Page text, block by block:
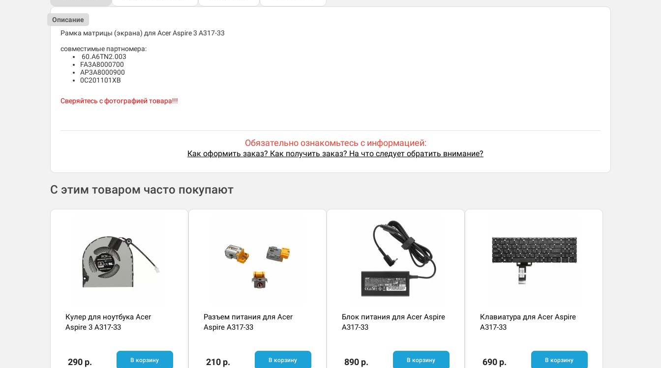
Описание
Рамка матрицы (экрана) для Acer Aspire 3 A317-33
совместимые партномера:
60.A6TN2.003
FA3A8000700
AP3A8000900
0C201101XB
Сверяйтесь с фотографией товара!!!
Обязательно ознакомьтесь с информацией:
Как оформить заказ? Как получить заказ? На что следует обратить внимание?
С этим товаром часто покупают
Кулер для ноутбука Acer
Aspire 3 A317-33
290 р. В корзину
Разъем питания для Acer
Aspire A317-33
210 р. В корзину
Блок питания для Acer Aspire
A317-33
890 р. В корзину
Клавиатура для Acer Aspire
A317-33
690 р. В корзину